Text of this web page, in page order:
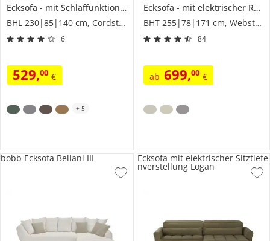
Ecksofa
mit Schlaffunktion
Potaro
BHL 230|85|140 cm, Cordstoff
6
529,00 €
+ 5
Ecksofa
mit elektrischer Relaxfunktion
BHT 255|78|171 cm, Webstoff
84
ab 699,00 €
bobb Ecksofa Bellani III Ecksofa mit elektrischer Sitztiefe
nverstellung Logan